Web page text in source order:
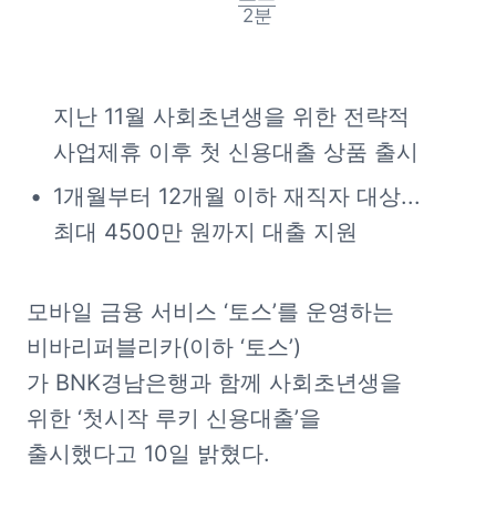
2분
지난 11월 사회초년생을 위한 전략적
사업제휴 이후 첫 신용대출 상품 출시
1개월부터 12개월 이하 재직자 대상...
최대 4500만 원까지 대출 지원
모바일 금융 서비스 ‘토스’를 운영하는
비바리퍼블리카(이하 ‘토스’)
가 BNK경남은행과 함께 사회초년생을
위한 ‘첫시작 루키 신용대출’을
출시했다고 10일 밝혔다.